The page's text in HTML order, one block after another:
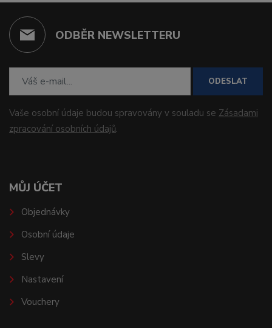
ODBĚR NEWSLETTERU
ODESLAT
Vaše osobní údaje budou spravovány v souladu se Zásadami
zpracování osobních údajů.
MŮJ ÚČET
Objednávky
Osobní údaje
Slevy
Nastavení
Vouchery